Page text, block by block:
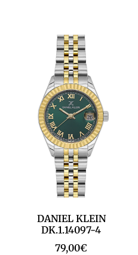
DANIEL KLEIN
DK.1.14097-4
79,00€